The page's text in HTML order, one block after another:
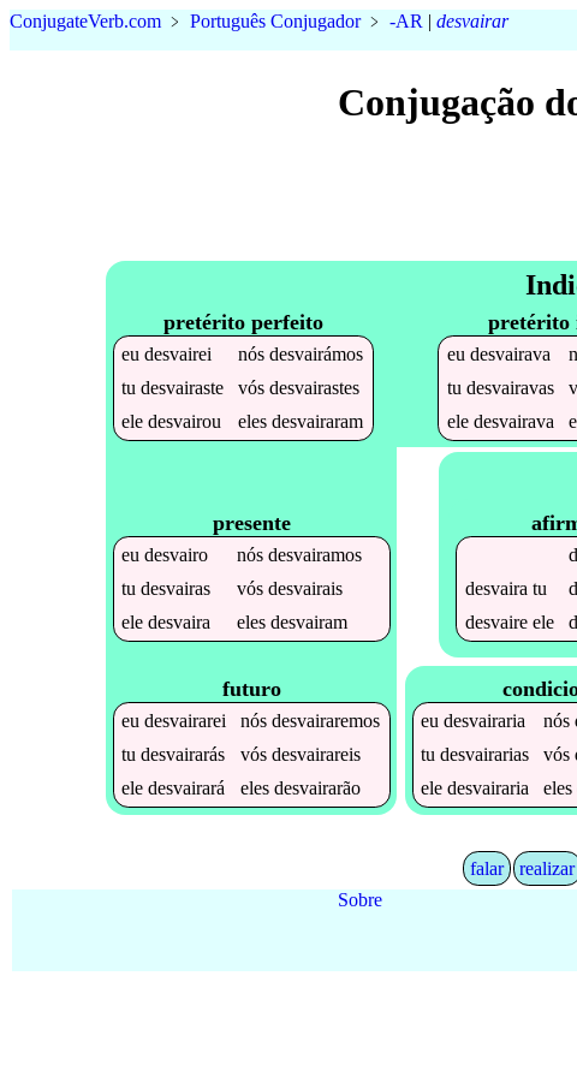
ConjugateVerb.com ﹥ Português Conjugador﹥ -AR | desvairar
Conjugação
pretérito perfeito
eudesvairei nósdesvairámos
tudesvairaste vósdesvairastes
eledesvairou elesdesvairaram
pretérito
eu desvairava
tu desvairavas
ele desvairava
presente
eudesvairo nósdesvairamos
tudesvairas vósdesvairais
eledesvaira elesdesvairam
futuro
eudesvairarei nósdesvairaremos
tudesvairarás vósdesvairareis
eledesvairará elesdesvairarão
desvaira tu
desvaireele
eudesvairaria nós
tudesvairarias vós
eledesvairaria eles
falar realizar
Sobre